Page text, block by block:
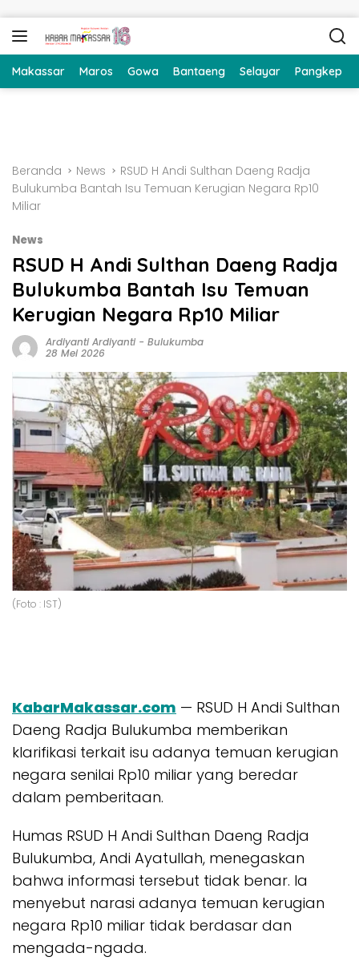
Makassar Maros Gowa Bantaeng Selayar Pangkep
Beranda News
RSUD H Andi Sulthan Daeng Radja
Bulukumba Bantah Isu Temuan Kerugian Negara Rp10
Miliar
News
RSUD H Andi Sulthan Daeng Radja
Bulukumba Bantah Isu Temuan
Kerugian Negara Rp10 Miliar
Ardiyanti Ardiyanti- Bulukumba
28 Mei 2026
(Foto : IST)
KabarMakassar.com — RSUD H Andi Sulthan
Daeng Radja Bulukumba memberikan
klarifikasi terkait isu adanya temuan kerugian
negara senilai Rp10 miliar yang beredar
dalam pemberitaan.
Humas RSUD H Andi Sulthan Daeng Radja
Bulukumba, Andi Ayatullah, menegaskan
bahwa informasi tersebut tidak benar. Ia
menyebut narasi adanya temuan kerugian
negara Rp10 miliar tidak berdasar dan
mengada-ngada.